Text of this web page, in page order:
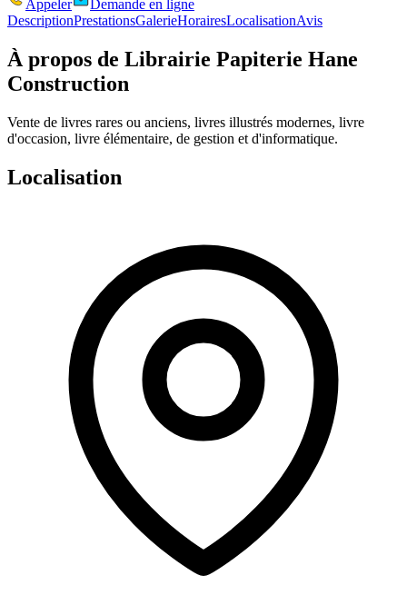
Appeler
Demande en ligne
DescriptionPrestationsGalerieHorairesLocalisationAvis
À propos de Librairie Papiterie Hane
Construction
Vente de livres rares ou anciens, livres illustrés modernes, livre
d'occasion, livre élémentaire, de gestion et d'informatique.
Localisation